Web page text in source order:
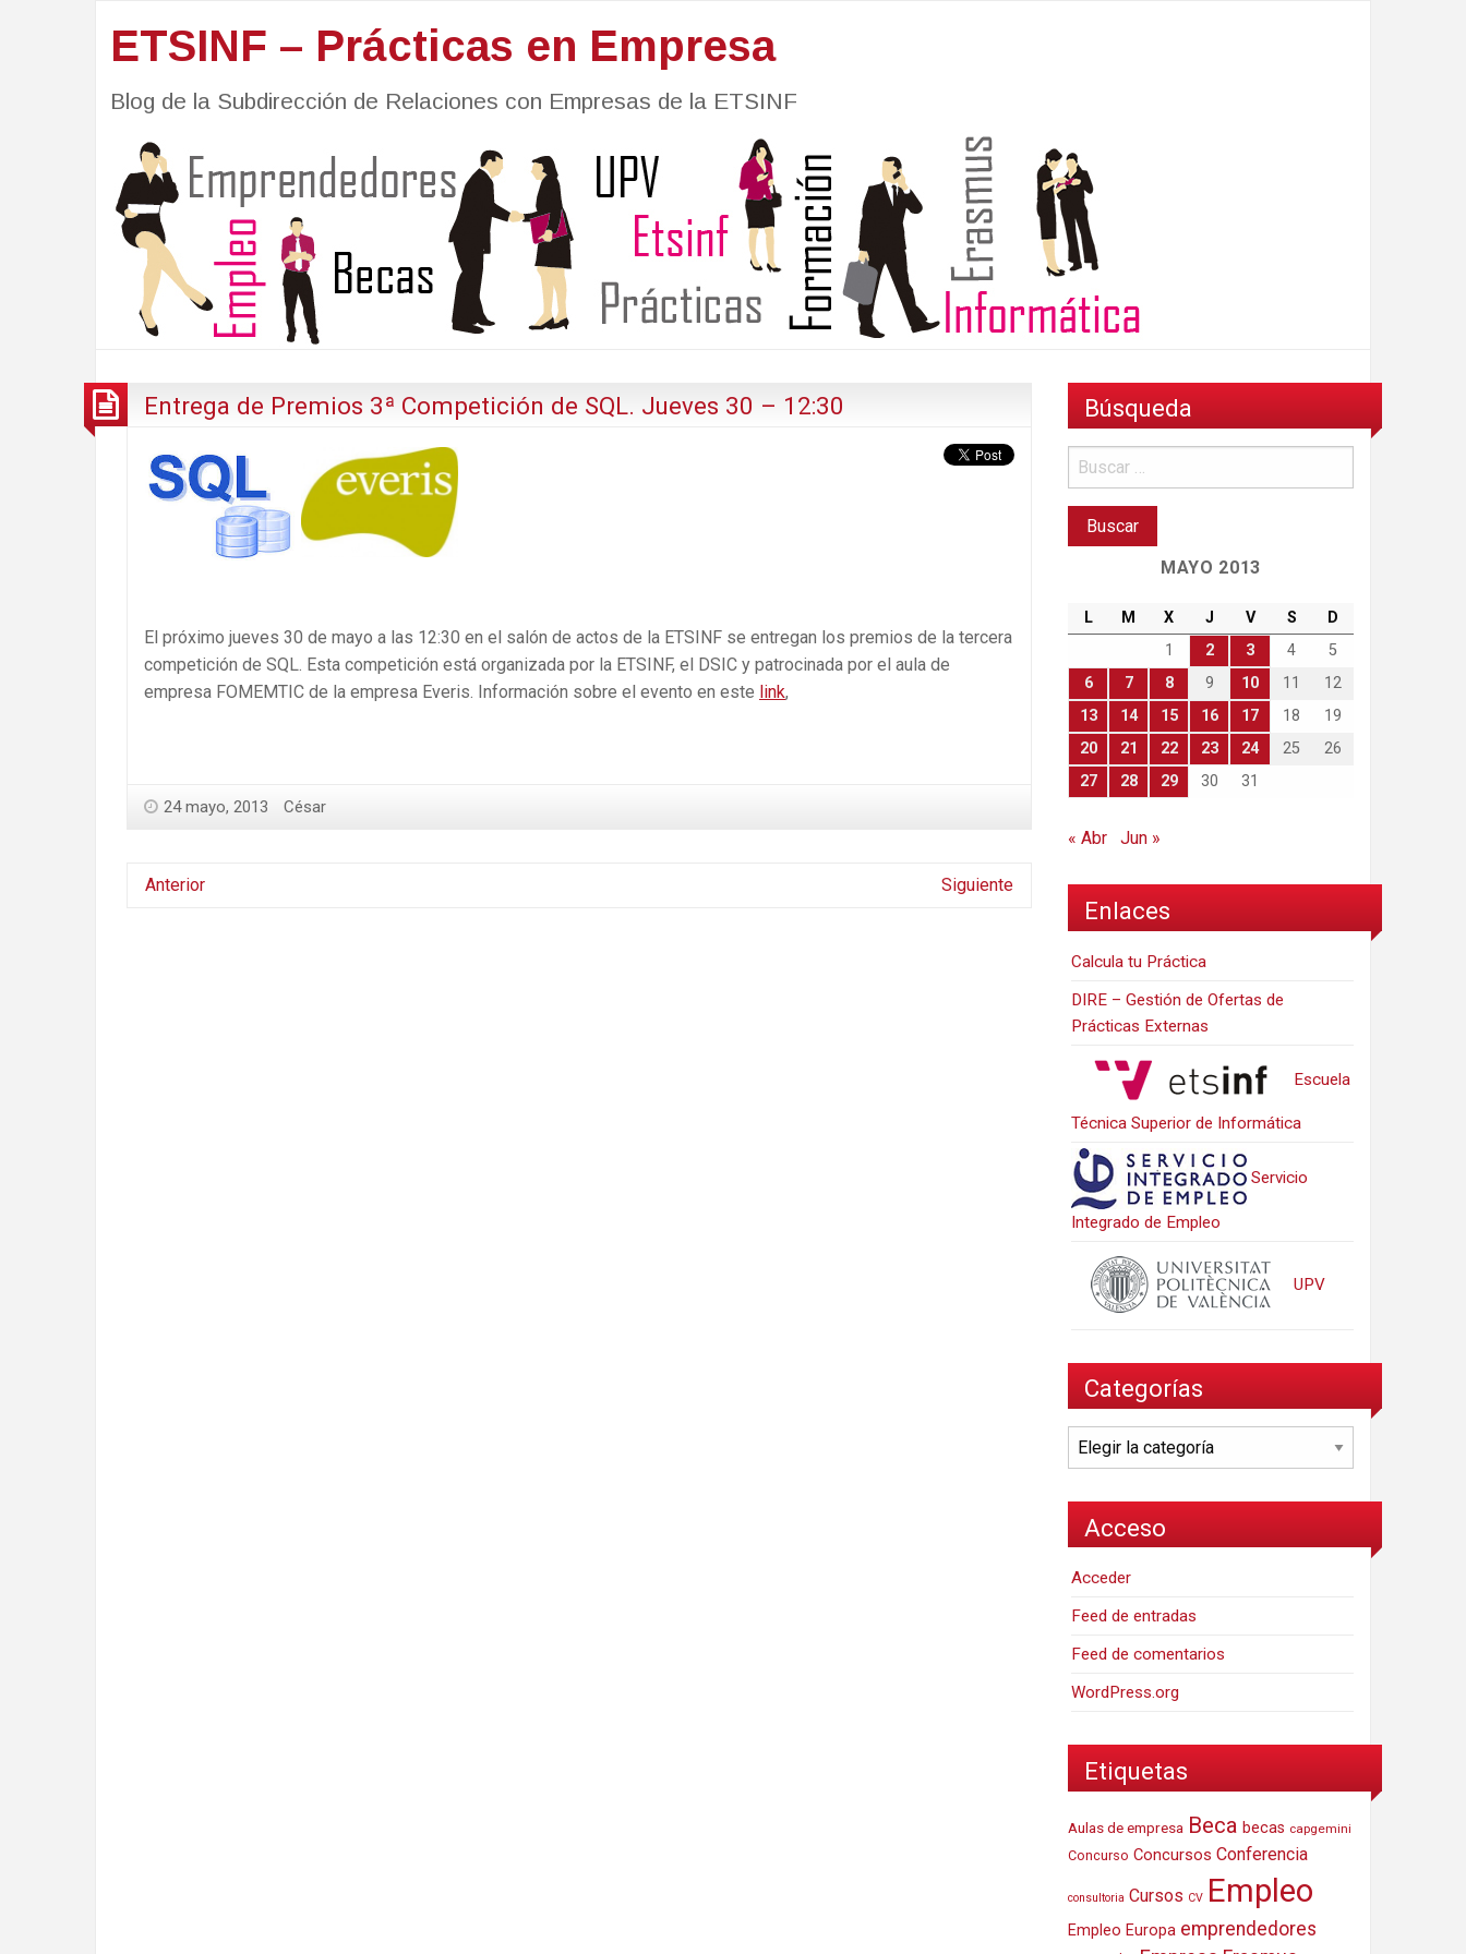
ETSINF – Prácticas en Empresa
Blog de la Subdirección de Relaciones con Empresas de la ETSINF
Entrega de Premios 3ª Competición de SQL. Jueves 30 – 12:30
El próximo jueves 30 de mayo a las 12:30 en el salón de actos de la ETSINF se entregan los premios de la tercera
competición de SQL. Esta competición está organizada por la ETSINF, el DSIC y patrocinada por el aula de
empresa FOMEMTIC de la empresa Everis. Información sobre el evento en este link,
24 mayo, 2013 César
Anterior Siguiente
Búsqueda
MAYO 2013
L M X J V S
D
1
2 3 4
5
6
7 8 9 10 11
12
13
14 15 16 17 18
19
20
21 22 23 24 25
26
27
28 29 30 31
« Abr Jun »
Enlaces
Calcula tu Práctica
DIRE – Gestión de Ofertas de
Prácticas Externas
Escuela
Técnica Superior de Informática
Servicio
Integrado de Empleo
UPV
Categorías
Categorías
Acceso
Acceder
Feed de entradas
Feed de comentarios
WordPress.org
Etiquetas
Aulas de empresa Beca becas capgemini
Concurso Concursos Conferencia
consultoria Cursos CV Empleo
Empleo Europa emprendedores